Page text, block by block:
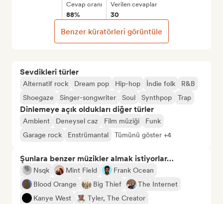
Sevdikleri türler
Alternatif rock Dream pop Hip-hop İndie folk
R&B
Shoegaze
Singer-songwriter Soul Synthpop Trap
Dinlemeye açık oldukları diğer türler
Ambient Deneysel caz Film müziği
Funk
Garage rock
Enstrümantal Tümünü göster +4
Şunlara benzer müzikler almak istiyorlar…
Nsqk Mint Field
Frank Ocean
Blood Orange
Big Thief
The Internet
Kanye West
Tyler, The Creator
Cevap oranı
88%
Verilen cevaplar
30
Benzer küratörleri görüntüle